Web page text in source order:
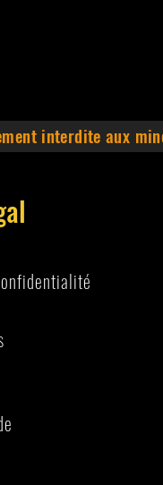
interdite aux